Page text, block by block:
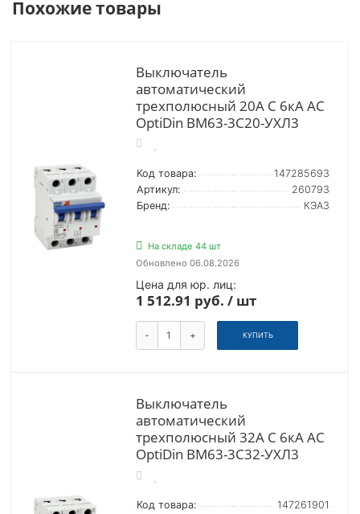
Похожие товары
Выключатель
автоматический
трехполюсный 20А C 6кА AC
OptiDin BM63-3C20-УХЛ3
Код товара:
147285693
Артикул:
260793
Бренд:
КЭАЗ
На складе 44 шт
Обновлено 06.08.2026
Цена для юр. лиц:
1 512.91 руб. / шт
- + КУПИТЬ
Выключатель
автоматический
трехполюсный 32А C 6кА AC
OptiDin BM63-3C32-УХЛ3
Код товара: 147261901